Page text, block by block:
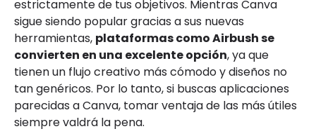
estrictamente de tus objetivos. Mientras Canva
sigue siendo popular gracias a sus nuevas
herramientas, plataformas como Airbush se
convierten en una excelente opción, ya que
tienen un flujo creativo más cómodo y diseños no
tan genéricos. Por lo tanto, si buscas aplicaciones
parecidas a Canva, tomar ventaja de las más útiles
siempre valdrá la pena.